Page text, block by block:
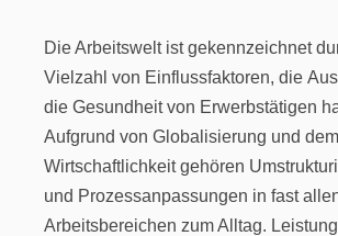
Die Arbeitswelt ist gekennzeichnet
Vielzahl von Einflussfaktoren, die
die Gesundheit von Erwerbstätigen
Aufgrund von Globalisierung und
Wirtschaftlichkeit gehören
und Prozessanpassungen in fast
Arbeitsbereichen zum Alltag.